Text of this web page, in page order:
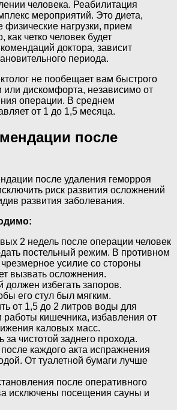
человека. Реабилитация
мероприятий. Это диета,
физические нагрузки, прием
как четко человек будет
доктора, зависит
периода.
не пообещает вам быстрого
или дискомфорта, независимо от
операции. В среднем
от 1 до 1,5 месяца.
после
после удаления геморроя
риск развития осложнений
развития заболевания.
2 недель после операции человек
постельный режим. В противном
усилие со стороны
вызвать осложнения.
должен избегать запоров.
его стул был мягким.
от 1,5 до 2 литров воды для
работы кишечника, избавления от
каловых масс.
за чистотой заднего прохода.
каждого акта испражнения
От туалетной бумаги лучше
после оперативного
исключены посещения сауны и